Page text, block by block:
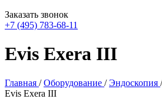
Заказать звонок
+7 (495) 783-68-11
Evis Exera III
Главная /Оборудование /Эндоскопия
Evis Exera III